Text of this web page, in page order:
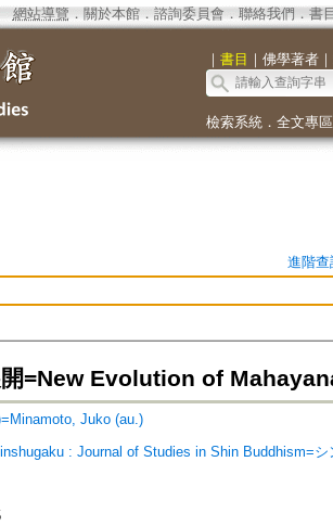
網站導覽 ． 關於本館． 諮詢委員會． 聯絡我們 ． 書
｜ 書目 ｜ 佛學著者｜
檢索系統． 全文專區
進階查
開=New Evolution of
Juko (au.)
: Journal of Studies in Shin Buddhism=シ